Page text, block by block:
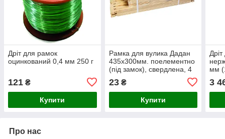
Дріт для рамок
оцинкований 0,4 мм 250 г
121 ₴
Купити
Рамка для вулика Дадан
435x300мм. поелементно
(під замок), свердлена, 4
гофман)
23₴
Купити
мм
3
Про нас